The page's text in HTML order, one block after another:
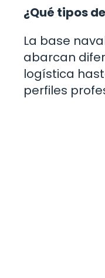
¿Qué tipos
La base
abarcan
logística
perfiles